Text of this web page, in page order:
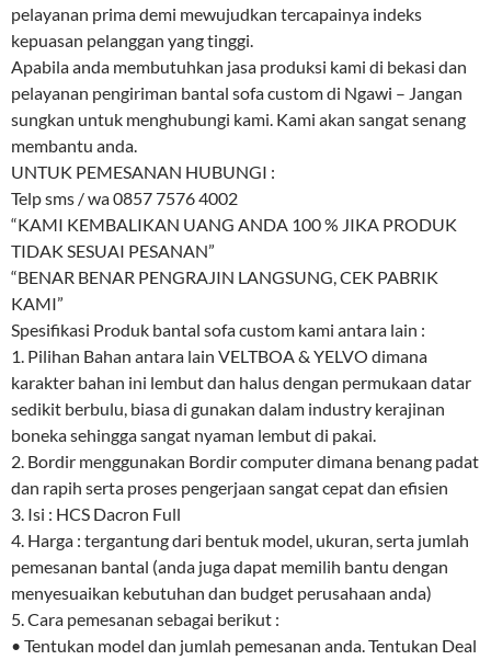
pelayanan prima demi mewujudkan tercapainya indeks
kepuasan pelanggan yang tinggi.
Apabila anda membutuhkan jasa produksi kami di bekasi dan
pelayanan pengiriman bantal sofa custom di Ngawi – Jangan
sungkan untuk menghubungi kami. Kami akan sangat senang
membantu anda.
UNTUK PEMESANAN HUBUNGI :
Telp sms / wa 0857 7576 4002
“KAMI KEMBALIKAN UANG ANDA 100 % JIKA PRODUK
TIDAK SESUAI PESANAN”
“BENAR BENAR PENGRAJIN LANGSUNG, CEK PABRIK
KAMI”
Spesifikasi Produk bantal sofa custom kami antara lain :
1. Pilihan Bahan antara lain VELTBOA & YELVO dimana
karakter bahan ini lembut dan halus dengan permukaan datar
sedikit berbulu, biasa di gunakan dalam industry kerajinan
boneka sehingga sangat nyaman lembut di pakai.
2. Bordir menggunakan Bordir computer dimana benang padat
dan rapih serta proses pengerjaan sangat cepat dan efisien
3. Isi : HCS Dacron Full
4. Harga : tergantung dari bentuk model, ukuran, serta jumlah
pemesanan bantal (anda juga dapat memilih bantu dengan
menyesuaikan kebutuhan dan budget perusahaan anda)
5. Cara pemesanan sebagai berikut :
• Tentukan model dan jumlah pemesanan anda. Tentukan Deal